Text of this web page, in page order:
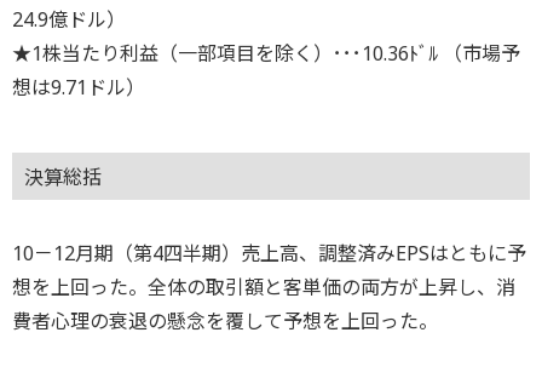
24.9億ドル）
★1株当たり利益（一部項目を除く）･･･10.36ﾄﾞﾙ （市場予
想は9.71ドル）
決算総括
10－12月期（第4四半期）売上高、調整済みEPSはともに予
想を上回った。全体の取引額と客単価の両方が上昇し、消
費者心理の衰退の懸念を覆して予想を上回った。